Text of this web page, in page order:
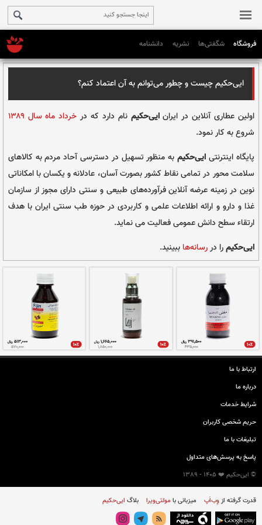
فروشگاه شگفتی‌ها نشریه دانشنامه
می‌توانم به آن اعتماد کنم؟
ایی‌حکیم نام دارد که درخرداد ماه سال ۱۳۸۹
به منظور تسهیل در دسترسی آحاد مردم به کالا‌های
کشور بصورت آسان، عادلانه و یکسان با امکاناتی
فرآورده‌های طبیعی و سنتی دارای مجوز از سازمان
علمی و کاربردی در حوزه طب سنتی ایران با هدف
فعالیت می نماید.
ببینید.
ارتباط با ما
درباره ما
شرایط خدمات
حريم شخصی كاربران
تبليغات با ما
پاسخ به پرسش‌های متداول
© ایی‌حکیم ❤️ 1405 - 1389
قدرت گرفته ازوِب‌اَپ میزبانی بامولتی‌ویرا بلاگ ایی‌حکیم